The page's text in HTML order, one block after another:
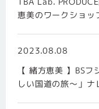
恵美のワークショッ
2023.08.08
【 緒方恵美 】BS
しい国道の旅〜」ナ